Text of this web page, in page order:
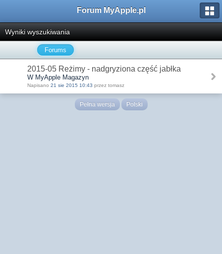
Forum MyApple.pl
Wyniki wyszukiwania
Forums
2015-05 Reżimy - nadgryziona część jabłka
W MyApple Magazyn
Napisano 21 sie 2015 10:43 przez tomasz
Pełna wersja Polski